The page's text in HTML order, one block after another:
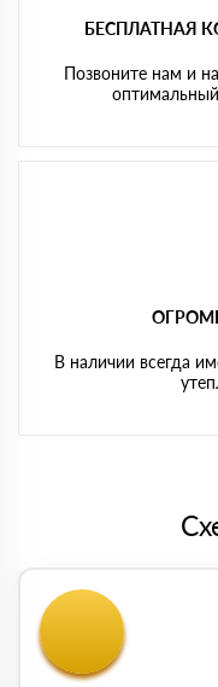
БЕСПЛАТНАЯ
Позвоните нам и
В наличии всегда